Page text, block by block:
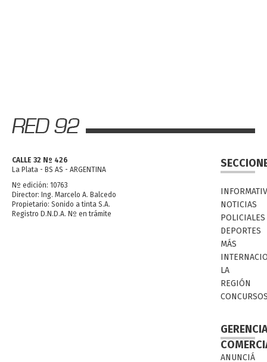
CALLE 32 Nº 426
La Plata - BS AS - ARGENTINA
Nº edición: 10763
Director: Ing. Marcelo A. Balcedo
Propietario: Sonido a tinta S.A.
Registro D.N.D.A. Nº en trámite
NOTICIAS
POLICIALES
DEPORTES
MÁS
LA
REGIÓN
ANUNCIÁ